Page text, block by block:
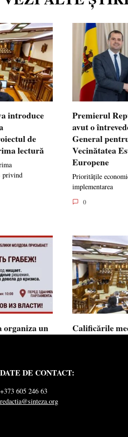
introduce
de
lectură
privind
Premierul
avut o
General
Vecinătatea
Europene
Prioritățile
implementarea
0
organiza un
Republica
Calificările
Calificările
DATE DE CONTACT:
+373 605 246 63
redactia@sinteza.org